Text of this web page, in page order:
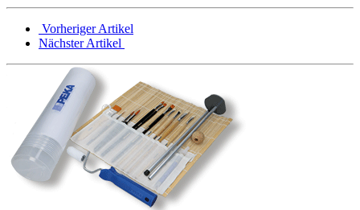
Vorheriger Artikel
Nächster Artikel